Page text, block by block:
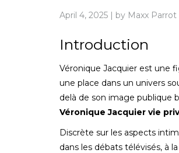
April 4, 2025 | by Maxx Parrot
Introduction
Véronique Jacquier est une
une place dans un univers
delà de son image publique
Véronique Jacquier vie
Discrète sur les aspects
dans les débats télévisés, à